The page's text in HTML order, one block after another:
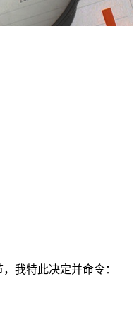
我特此决定并命令：